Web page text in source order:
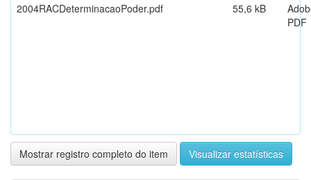
2004RACDeterminacaoPoder.pdf
55,6 kB
PDF
Mostrar registro completo do item Visualizar estatísticas